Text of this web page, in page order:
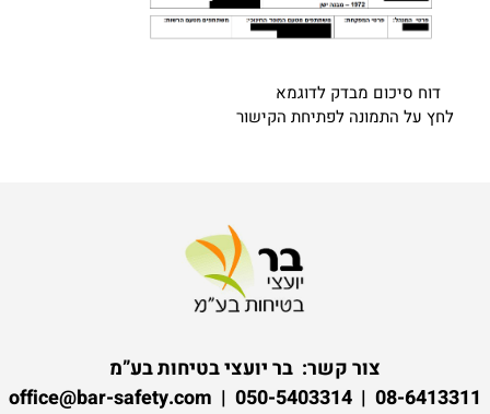
דוח סיכום מבדק לדוגמא
לחץ על התמונה לפתיחת הקישור
צור קשר: בר יועצי בטיחות בע”מ
08-6413311 | 050-5403314 | office@bar-safety.com